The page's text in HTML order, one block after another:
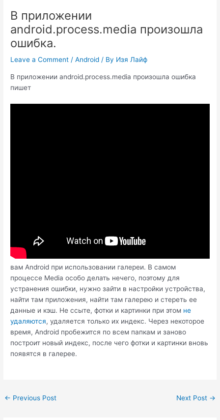
В приложении
android.process.media произошла
ошибка.
Leave a Comment /Android / By Изя Лайф
В приложении android.process.media произошла ошибка
пишет
вам Android при использовании галереи. В самом
процессе Media особо делать нечего, поэтому для
устранения ошибки, нужно зайти в настройки устройства,
найти там приложения, найти там галерею и стереть ее
данные и кэш. Не ссыте, фотки и картинки при этом не
удаляются, удаляется только их индекс. Через некоторое
время, Android пробежится по всем папкам и заново
построит новый индекс, после чего фотки и картинки вновь
появятся в галерее.
Post
← Previous Post Next Post →